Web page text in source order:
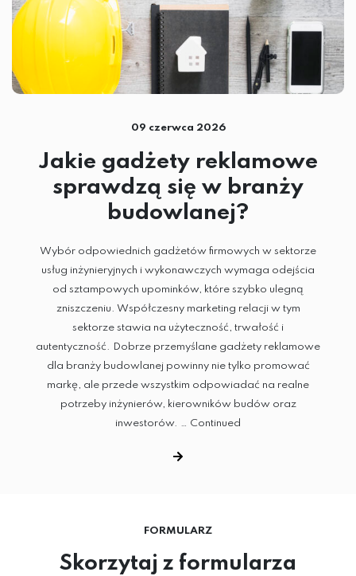
09 czerwca 2026
Jakie gadżety reklamowe
sprawdzą się w branży
budowlanej?
Wybór odpowiednich gadżetów firmowych w sektorze
usług inżynieryjnych i wykonawczych wymaga odejścia
od sztampowych upominków, które szybko ulegną
zniszczeniu. Współczesny marketing relacji w tym
sektorze stawia na użyteczność, trwałość i
autentyczność. Dobrze przemyślane gadżety reklamowe
dla branży budowlanej powinny nie tylko promować
markę, ale przede wszystkim odpowiadać na realne
potrzeby inżynierów, kierowników budów oraz
inwestorów. … Continued
FORMULARZ
Skorzytaj z formularza